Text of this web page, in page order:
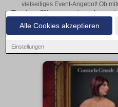
Alle Cookies akzeptieren
Einstellungen
vielseitiges Event-Angebot! Ob
Theateraufführungen oder
hier finden alles im